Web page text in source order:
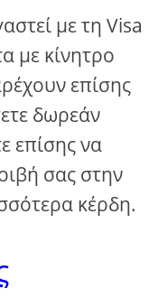
με τη Visa
με κίνητρο
επίσης
δωρεάν
επίσης να
σας στην
κέρδη.